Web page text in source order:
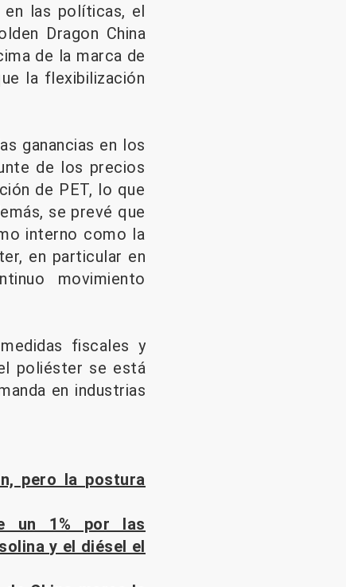
en las políticas, el
Dragon China
de la marca de
la flexibilización
ganancias en los
de los precios
de PET, lo que
se prevé que
interno como la
en particular en
movimiento
fiscales y
poliéster se está
en industrias
pero la postura
un 1% por las
y el diésel el